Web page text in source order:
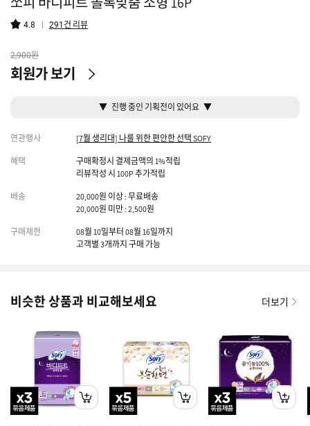
4.8 291 건 리뷰
2,900원
회원가 보기
▼ 진행 중인 기획전이 있어요 ▼
연관행사 [7월 생리대] 나를 위한 편안한 선택 SOFY
혜택
구매확정시 결제금액의 1%적립
리뷰작성 시 100P 추가적립
배송
20,000원 이상 : 무료배송
20,000원 미만 : 2,500원
구매제한
08월 10일부터 08월 16일까지
고객별 3개까지 구매 가능
비슷한 상품과 비교해보세요 더보기